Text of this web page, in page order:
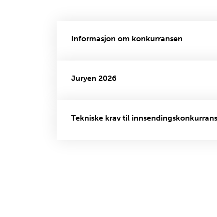
Informasjon om konkurransen
Juryen 2026
Tekniske krav til